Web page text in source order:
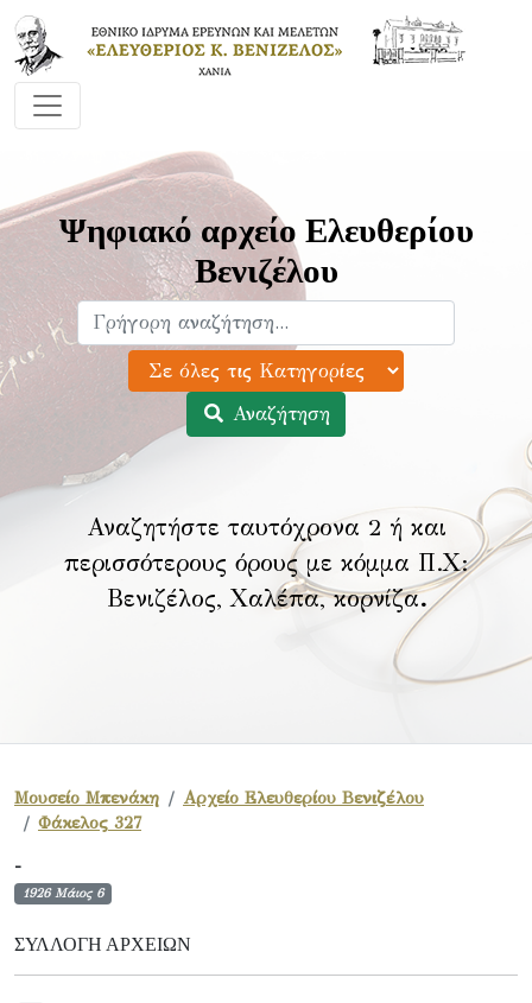
Ψηφιακό αρχείο Ελευθερίου
Βενιζέλου
Αναζήτηση
Αναζητήστε ταυτόχρονα 2 ή και
περισσότερους όρους με κόμμα Π.Χ:
Βενιζέλος, Χαλέπα, κορνίζα.
Μουσείο Μπενάκη
Αρχείο Ελευθερίου Βενιζέλου
Φάκελος 327
-
1926 Μάιος 6
ΣΥΛΛΟΓΉ ΑΡΧΕΊΩΝ